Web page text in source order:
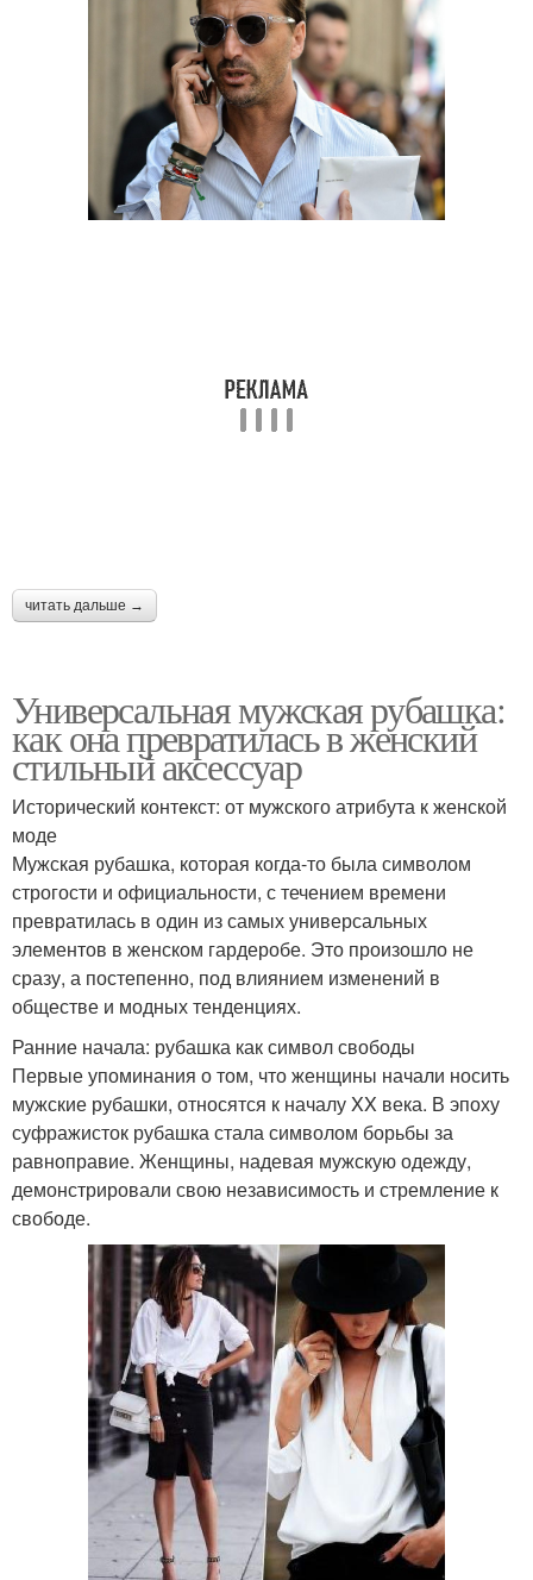
Рубашки в женском
гардеробе
Элемент в женском
гардеробе
Белая рубашка
Рубашка для женского
стиля
читать дальше →
Универсальная мужская рубашка:
как она превратилась в женский
стильный аксессуар
Исторический контекст: от мужского атрибута к женской
моде
Мужская рубашка, которая когда-то была символом
строгости и официальности, с течением времени
превратилась в один из самых универсальных
элементов в женском гардеробе. Это произошло не
сразу, а постепенно, под влиянием изменений в
обществе и модных тенденциях.
Ранние начала: рубашка как символ свободы
Первые упоминания о том, что женщины начали носить
мужские рубашки, относятся к началу XX века. В эпоху
суфражисток рубашка стала символом борьбы за
равноправие. Женщины, надевая мужскую одежду,
демонстрировали свою независимость и стремление к
свободе.